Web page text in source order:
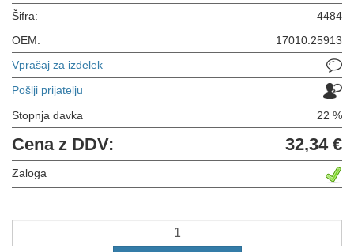
Šifra:
4484
OEM:
17010.25913
Vprašaj za izdelek
Pošlji prijatelju
Stopnja davka 22 %
Cena z DDV: 32,34 €
Zaloga